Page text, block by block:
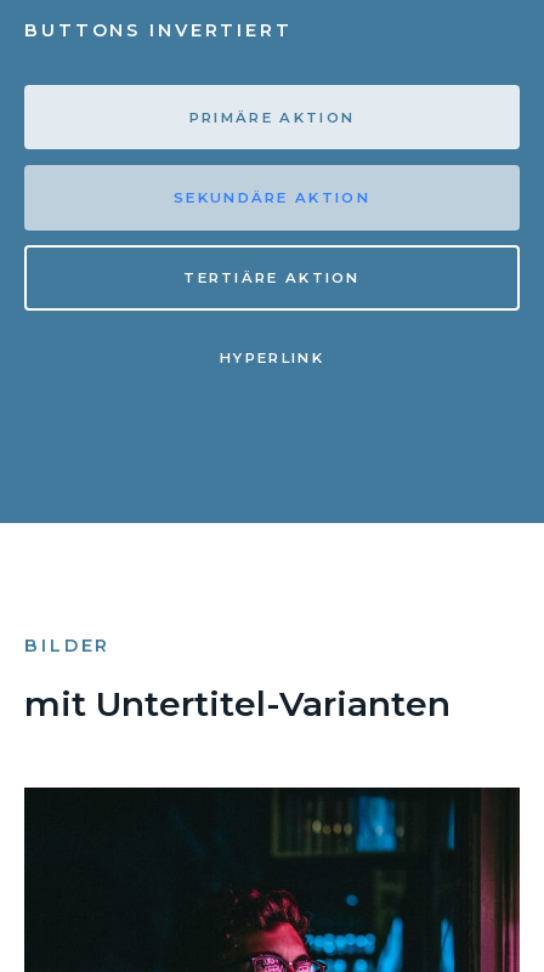
BUTTONS INVERTIERT
PRIMÄRE AKTION
SEKUNDÄRE AKTION
TERTIÄRE AKTION
HYPERLINK
BILDER
mit Untertitel-Varianten